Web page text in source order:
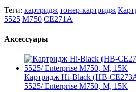
Теги: картридж тонер-картридж
5525 M750 CE271A
Аксессуары
Картридж Hi-Black (HB-
5525/ Enterprise M750, M, 15K